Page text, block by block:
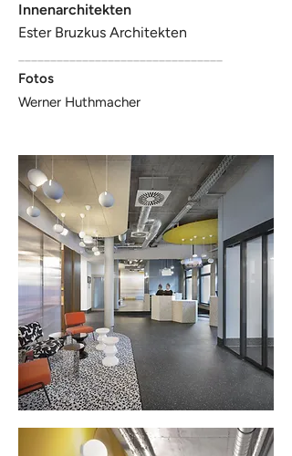
Innenarchitekten
Ester Bruzkus Architekten
Fotos
Werner Huthmacher